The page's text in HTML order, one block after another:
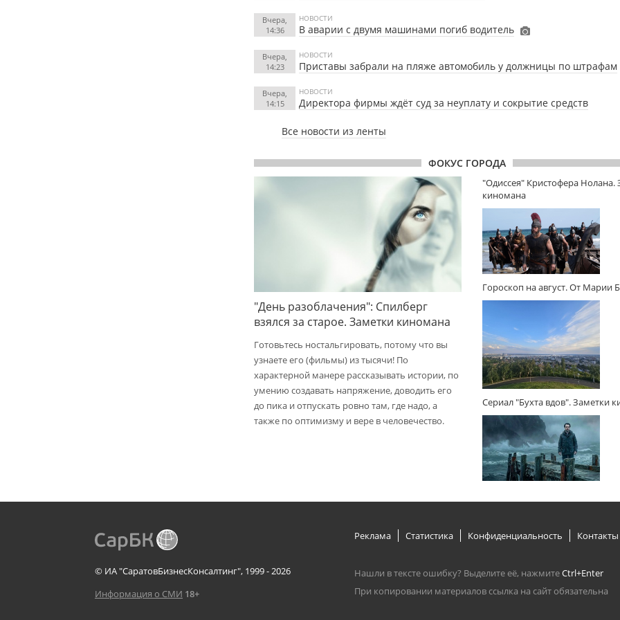
Вчера,
14:36
НОВОСТИ
В аварии с двумя машинами погиб водитель
Вчера,
14:23
НОВОСТИ
Приставы забрали на пляже автомобиль у должницы по штрафам
Вчера,
14:15
НОВОСТИ
Директора фирмы ждёт суд за неуплату и сокрытие средств
Все новости из ленты
ФОКУС ГОРОДА
"День разоблачения": Спилберг
взялся за старое. Заметки киномана
Готовьтесь ностальгировать, потому что вы
узнаете его (фильмы) из тысячи! По
характерной манере рассказывать истории, по
умению создавать напряжение, доводить его
до пика и отпускать ровно там, где надо, а
также по оптимизму и вере в человечество.
"Одиссея" Кристофера Нолана.
киномана
Гороскоп на август. От Марии
Сериал "Бухта вдов". Заметки
© ИА "СаратовБизнесКонсалтинг", 1999 - 2026
Информация о СМИ 18+
Реклама Статистика Конфиденциальность Контакты
Нашли в тексте ошибку? Выделите её, нажмитеCtrl+Enter
При копировании материалов ссылка на сайт обязательна